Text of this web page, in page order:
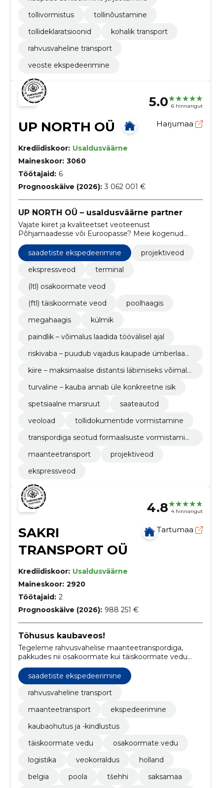
tollivormistus
tollinõustamine
tollideklaratsioonid
kohalik transport
rahvusvaheline transport
veoste ekspedeerimine
5.0 6 hinnangut
UP NORTH OÜ Harjumaa
Krediidiskoor: Usaldusväärne
Maineskoor: 3060
Töötajaid: 6
Prognooskäive (2026): 3 062 001 €
UP NORTH OÜ – usaldusväärne partner
Vajate kiiret ja kvaliteetset veoteenust
Põhjamaadesse või Euroopasse? Meie kogenud
meeskond aitab leida sobiva transpordilahenduse.
saadetiste ekspedeerimine
projektiveod
ekspressveod
terminal
(ltl) osakoormate veod
(ftl) täiskoormate veod
poolhaagis
megahaagis
külmik
paindlik – võimalus laadida töövälisel ajal
riskivaba – puudub vajadus kaupade ümberlaadi
kiire – maksimaalse distantsi läbimiseks võimalu
turvaline – kauba annab üle konkreetne isik
spetsiaalne marsruut
saateautod
veoload
tollidokumentide vormistamine
transpordiga seotud formaalsuste vormistamin
maanteetransport
projektiveod
ekspressveod
4.8 4 hinnangut
SAKRI
TRANSPORT OÜ
Tartumaa
Krediidiskoor: Usaldusväärne
Maineskoor: 2920
Töötajaid: 2
Prognooskäive (2026): 988 251 €
Tõhusus kaubaveos!
Tegeleme rahvusvahelise maanteetranspordiga,
pakkudes nii osakoormate kui täiskoormate vedu
Euroopa riikide vahel. Meie põhisuunaks on PL, CZ,
DE, NL, BE
saadetiste ekspedeerimine
rahvusvaheline transport
maanteetransport
ekspedeerimine
kaubaohutus ja -kindlustus
täiskoormate vedu
osakoormate vedu
logistika
veokorraldus
holland
belgia
poola tšehhi
saksamaa